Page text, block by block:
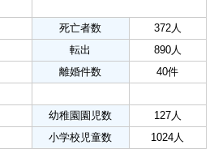
死亡者数
372人
転出
890人
離婚件数
40件
幼稚園園児数
127人
小学校児童数
1024人